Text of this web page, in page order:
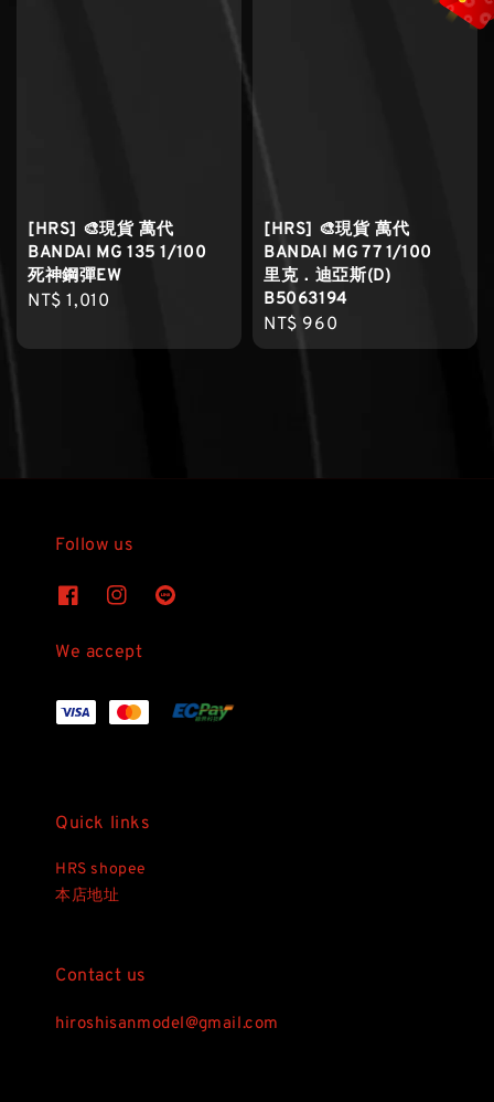
[HRS] 🎨現貨 萬代
BANDAI MG 135 1/100
死神鋼彈EW
Regular
NT$ 1,010
[HRS] 🎨現貨 萬代
BANDAI MG 77 1/100
里克．迪亞斯(D)
B5063194
Regular
price
NT$ 960
Follow us
We accept
Quick links
HRS shopee
本店地址
Contact us
hiroshisanmodel@gmail.com